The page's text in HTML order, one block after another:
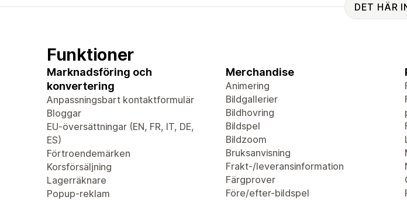
DET HÄR
Funktioner
Marknadsföring och
konvertering
Anpassningsbart kontaktformulär
Bloggar
EU-översättningar (EN, FR, IT, DE,
ES)
Förtroendemärken
Korsförsäljning
Lagerräknare
Popup-reklam
Merchandise
Animering
Bildgallerier
Bildhovring
Bildspel
Bildzoom
Bruksanvisning
Frakt-/leveransinformation
Färgprover
Före/efter-bildspel